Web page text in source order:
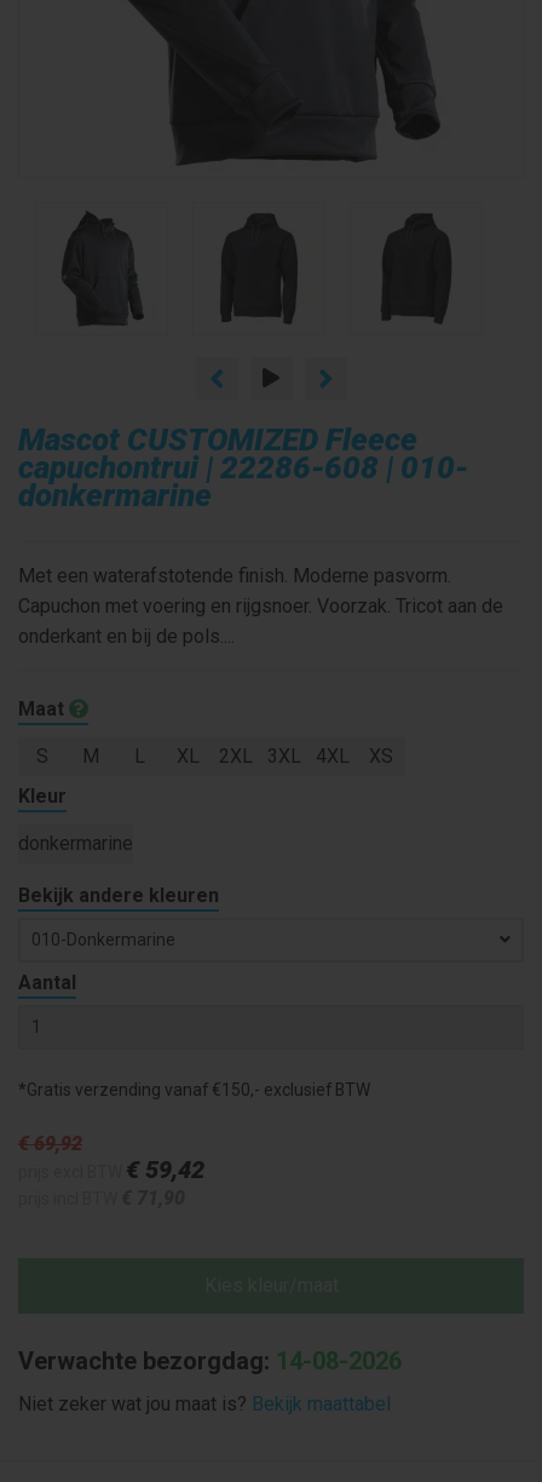
Mascot CUSTOMIZED Fleece
capuchontrui | 22286-608 | 010-
donkermarine
Met een waterafstotende finish. Moderne pasvorm.
Capuchon met voering en rijgsnoer. Voorzak. Tricot aan de
onderkant en bij de pols....
Maat
S M L XL 2XL 3XL 4XL
XS
Kleur
donkermarine
Bekijk andere kleuren
010-Donkermarine
Aantal
*Gratis verzending vanaf €150,- exclusief BTW
€ 69,92
€ 59,42
Verwachte bezorgdag: 14-08-2026
Niet zeker wat jou maat is? Bekijk maattabel